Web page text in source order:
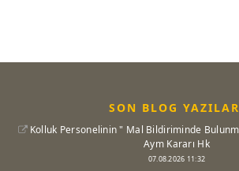
SON BLOG
Kolluk Personelinin " Mal Bildiriminde
Aym Kararı Hk
07.08.2026 11:32